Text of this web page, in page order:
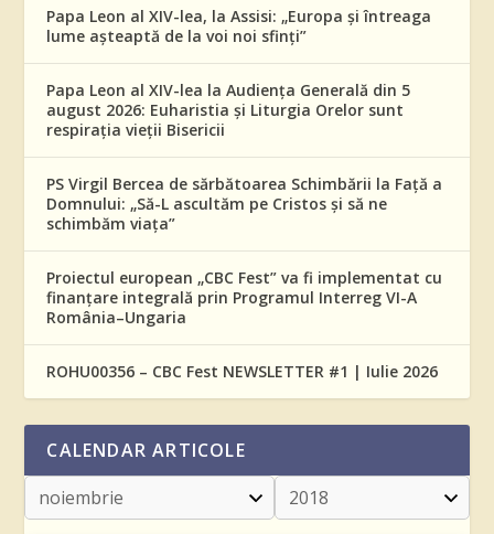
Papa Leon al XIV-lea, la Assisi: „Europa și întreaga
lume așteaptă de la voi noi sfinți”
Papa Leon al XIV-lea la Audiența Generală din 5
august 2026: Euharistia și Liturgia Orelor sunt
respirația vieții Bisericii
PS Virgil Bercea de sărbătoarea Schimbării la Față a
Domnului: „Să-L ascultăm pe Cristos și să ne
schimbăm viața”
Proiectul european „CBC Fest” va fi implementat cu
finanțare integrală prin Programul Interreg VI-A
România–Ungaria
ROHU00356 – CBC Fest NEWSLETTER #1 | Iulie 2026
CALENDAR ARTICOLE